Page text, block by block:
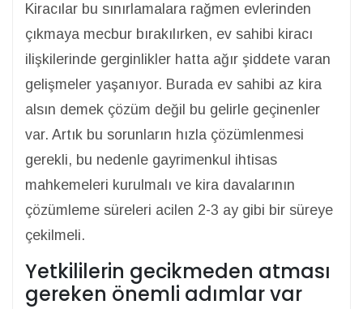
Kiracılar bu sınırlamalara rağmen evlerinden
çıkmaya mecbur bırakılırken, ev sahibi kiracı
ilişkilerinde gerginlikler hatta ağır şiddete varan
gelişmeler yaşanıyor. Burada ev sahibi az kira
alsın demek çözüm değil bu gelirle geçinenler
var. Artık bu sorunların hızla çözümlenmesi
gerekli, bu nedenle gayrimenkul ihtisas
mahkemeleri kurulmalı ve kira davalarının
çözümleme süreleri acilen 2-3 ay gibi bir süreye
çekilmeli.
Yetkililerin gecikmeden atması
gereken önemli adımlar var